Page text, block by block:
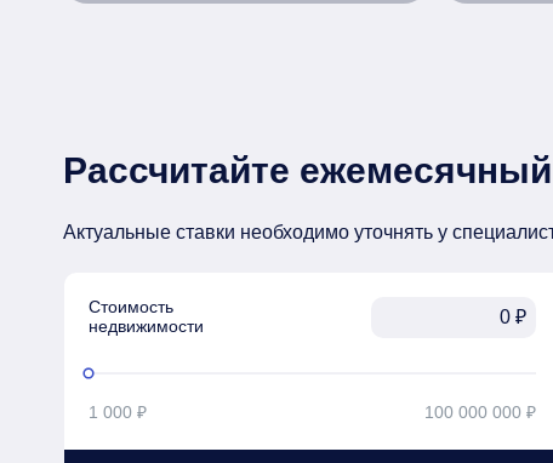
Рассчитайте
Актуальные ставки необходимо уточнять у
Стоимость
недвижимости
₽
1 000 ₽ 100 000 000 ₽